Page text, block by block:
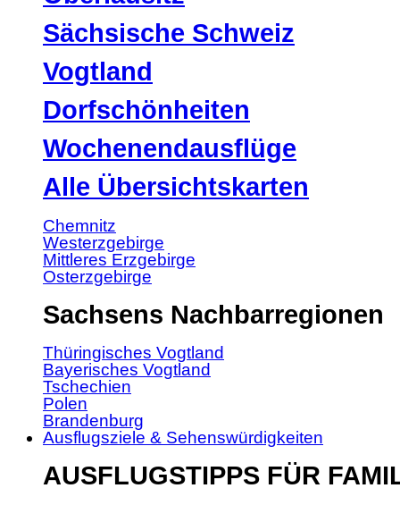
Sächsische Schweiz
Vogtland
Dorfschönheiten
Wochenendausflüge
Alle Übersichtskarten
Chemnitz
Westerzgebirge
Mittleres Erzgebirge
Osterzgebirge
Sachsens Nachbarregionen
Thüringisches Vogtland
Bayerisches Vogtland
Tschechien
Polen
Brandenburg
Ausflugsziele & Sehenswürdigkeiten
AUSFLUGSTIPPS FÜR